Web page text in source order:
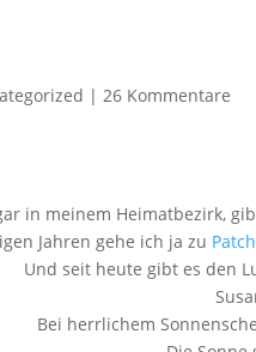
|26 Kommentare
in meinem Heimatbezirk,
Jahren gehe ich ja zu
Und seit heute gibt es den
Bei herrlichem